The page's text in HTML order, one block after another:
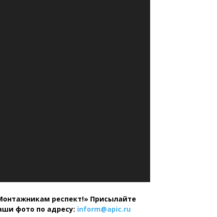
респект!» Присылайте
фото по адресу: inform@apic.ru